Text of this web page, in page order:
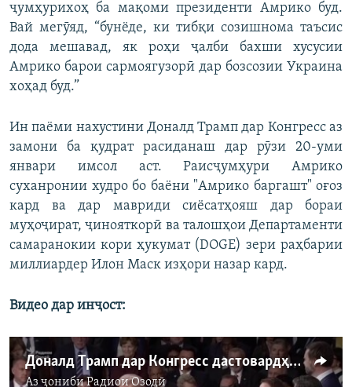
ҷумҳурихоҳ ба мақоми президенти Амрико буд.
Вай мегӯяд, “бунёде, ки тибқи созишнома таъсис
дода мешавад, як роҳи ҷалби бахши хусусии
Амрико барои сармоягузорӣ дар бозсозии Украина
хоҳад буд.”
Ин паёми нахустини Доналд Трамп дар Конгресс аз
замони ба қудрат расиданаш дар рӯзи 20-уми
январи имсол аст. Раисҷумҳури Амрико
суханронии худро бо баёни "Амрико баргашт" оғоз
кард ва дар мавриди сиёсатҳояш дар бораи
муҳоҷират, ҷинояткорӣ ва талошҳои Департаменти
самаранокии кори ҳукумат (DOGE) зери раҳбарии
миллиардер Илон Маск изҳори назар кард.
Видео дар инҷост:
Доналд Трамп дар Конгресс дастовардҳояшро ситоиш кард
Аз ҷонибиРадиои Озодӣ